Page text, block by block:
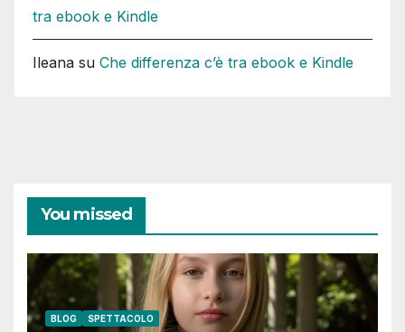
tra ebook e Kindle
Ileana su Che differenza c’è tra ebook e Kindle
You missed
BLOG SPETTACOLO